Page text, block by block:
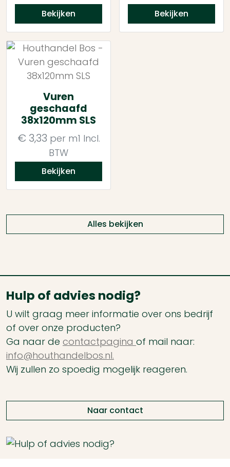
Bekijken Bekijken
Vuren
geschaafd
38x120mm SLS
€ 3,33 per m1 Incl.
BTW
Bekijken
Alles bekijken
Hulp of advies nodig?
U wilt graag meer informatie over ons bedrijf
of over onze producten?
Ga naar de contactpagina of mail naar:
info@houthandelbos.nl.
Wij zullen zo spoedig mogelijk reageren.
Naar contact